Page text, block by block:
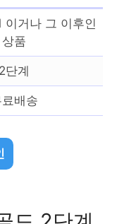
거나 그 이후인
상품
2단계
료배송